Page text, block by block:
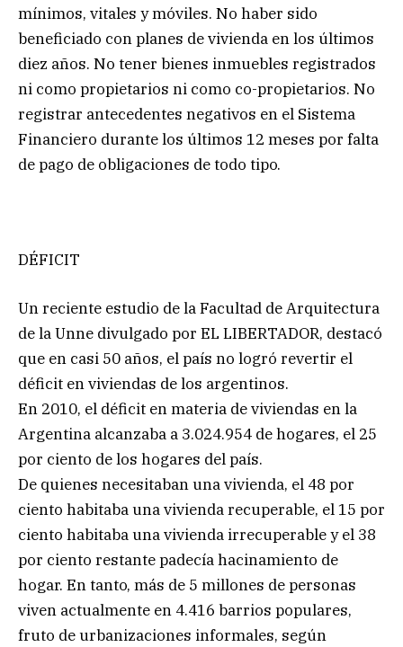
mínimos, vitales y móviles. No haber sido
beneficiado con planes de vivienda en los últimos
diez años. No tener bienes inmuebles registrados
ni como propietarios ni como co-propietarios. No
registrar antecedentes negativos en el Sistema
Financiero durante los últimos 12 meses por falta
de pago de obligaciones de todo tipo.
DÉFICIT
Un reciente estudio de la Facultad de Arquitectura
de la Unne divulgado por EL LIBERTADOR, destacó
que en casi 50 años, el país no logró revertir el
déficit en viviendas de los argentinos.
En 2010, el déficit en materia de viviendas en la
Argentina alcanzaba a 3.024.954 de hogares, el 25
por ciento de los hogares del país.
De quienes necesitaban una vivienda, el 48 por
ciento habitaba una vivienda recuperable, el 15 por
ciento habitaba una vivienda irrecuperable y el 38
por ciento restante padecía hacinamiento de
hogar. En tanto, más de 5 millones de personas
viven actualmente en 4.416 barrios populares,
fruto de urbanizaciones informales, según